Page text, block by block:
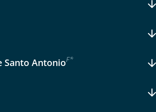
Santo AntonioF*